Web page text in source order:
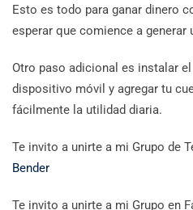
Esto es todo para ganar dinero
esperar que comience a generar
Otro paso adicional es instalar
dispositivo móvil y agregar tu
fácilmente la utilidad diaria.
Te invito a unirte a mi Grupo de
Bender
Te invito a unirte a mi Grupo en